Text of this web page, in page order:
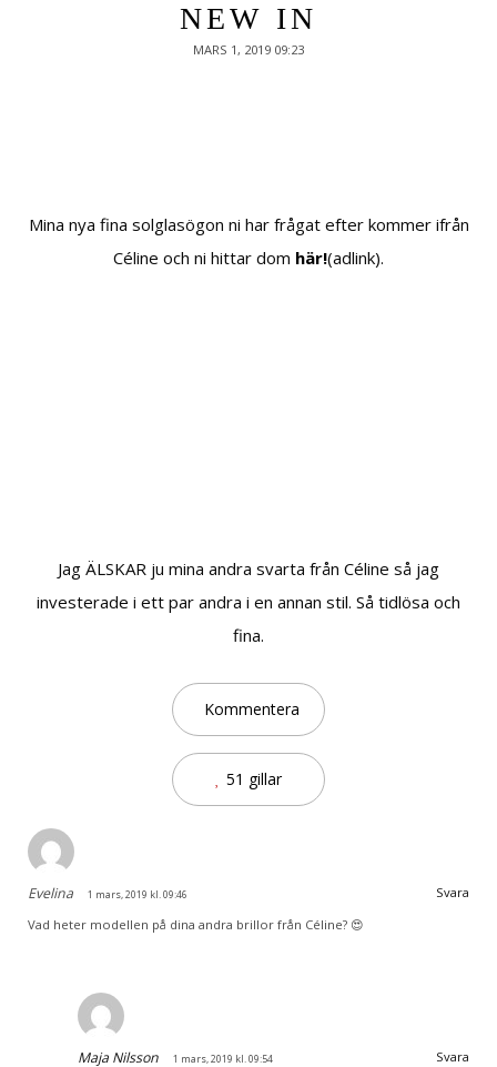
NEW IN
MARS 1, 2019 09:23
Mina nya fina solglasögon ni har frågat efter kommer ifrån
Céline och ni hittar dom här!(adlink).
Jag ÄLSKAR ju mina andra svarta från Céline så jag
investerade i ett par andra i en annan stil. Så tidlösa och
fina.
Kommentera
51 gillar
Svara
Evelina 1 mars, 2019 kl. 09:46
Vad heter modellen på dina andra brillor från Céline? 😍
Svara
Maja Nilsson 1 mars, 2019 kl. 09:54